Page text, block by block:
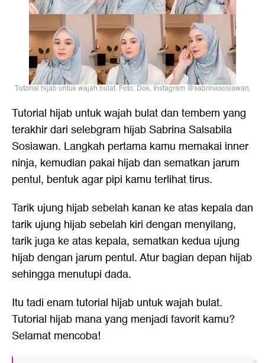
Tutorial hijab untuk wajah bulat. Foto: Dok. Instagram @sabrinasosiawan.
Tutorial hijab untuk wajah bulat dan tembem yang
terakhir dari selebgram hijab Sabrina Salsabila
Sosiawan. Langkah pertama kamu memakai inner
ninja, kemudian pakai hijab dan sematkan jarum
pentul, bentuk agar pipi kamu terlihat tirus.
Tarik ujung hijab sebelah kanan ke atas kepala dan
tarik ujung hijab sebelah kiri dengan menyilang,
tarik juga ke atas kepala, sematkan kedua ujung
hijab dengan jarum pentul. Atur bagian depan hijab
sehingga menutupi dada.
Itu tadi enam tutorial hijab untuk wajah bulat.
Tutorial hijab mana yang menjadi favorit kamu?
Selamat mencoba!